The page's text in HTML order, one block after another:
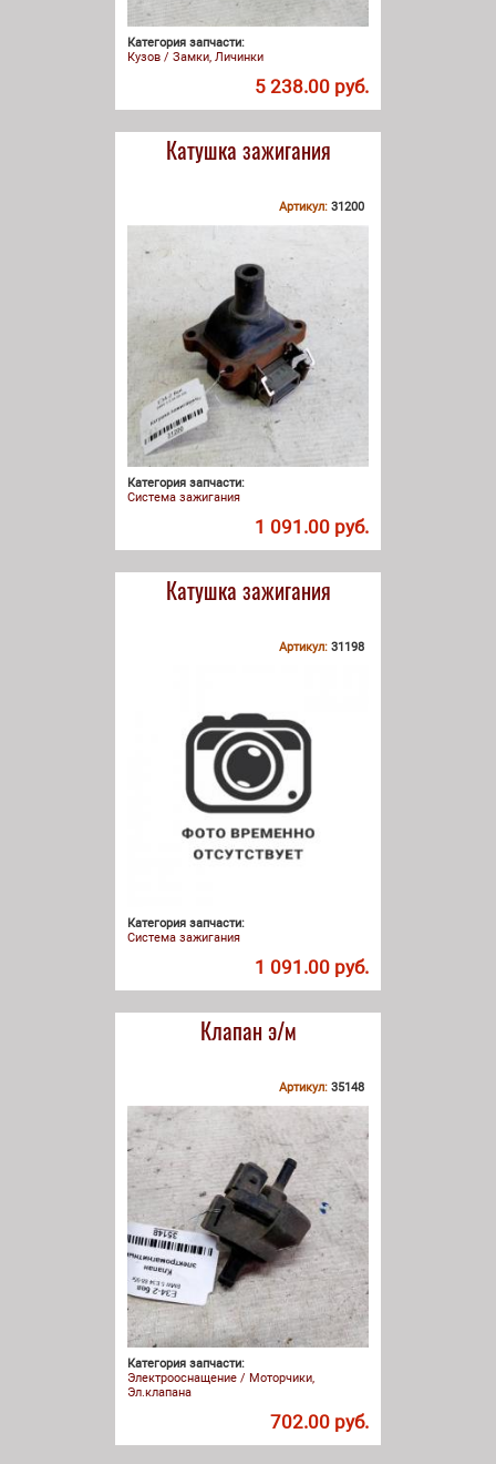
Категория запчасти:
Кузов / Замки, Личинки
5 238.00 руб.
Катушка зажигания
Артикул: 31200
Категория запчасти:
Система зажигания
1 091.00 руб.
Катушка зажигания
Артикул: 31198
Категория запчасти:
Система зажигания
1 091.00 руб.
Клапан э/м
Артикул: 35148
Категория запчасти:
Электрооснащение / Моторчики,
Эл.клапана
702.00 руб.